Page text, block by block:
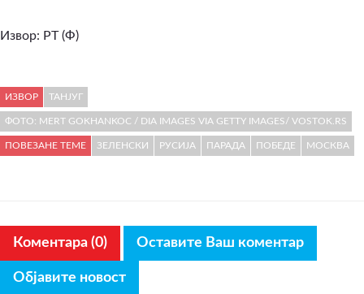
Извор: РТ (Ф)
ИЗВОР ТАНЈУГ
ФОТО: MERT GOKHANKOC / DIA IMAGES VIA GETTY IMAGES/ VOSTOK.RS
ПОВЕЗАНЕ ТЕМЕ ЗЕЛЕНСКИ РУСИЈА ПАРАДА ПОБЕДЕ МОСКВА
Коментара (0) Оставите Ваш коментар
Објавите новост